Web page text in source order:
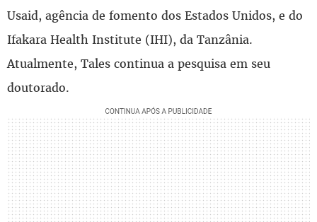
Usaid, agência de fomento dos Estados Unidos, e do
Ifakara Health Institute (IHI), da Tanzânia.
Atualmente, Tales continua a pesquisa em seu
doutorado.